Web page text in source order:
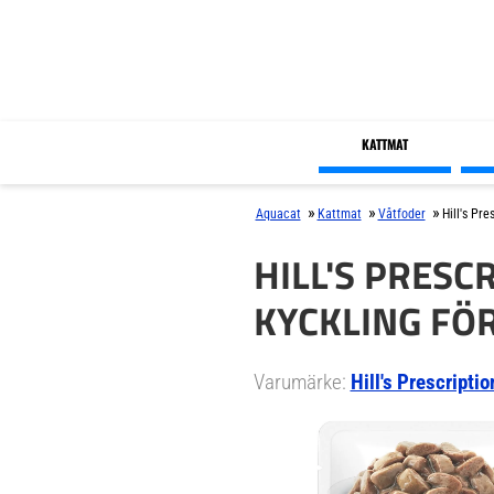
KATTMAT
Aquacat » Kattmat » Våtfoder » Hill's
HILL'S
KYCKLING
Varumärke: Hill's